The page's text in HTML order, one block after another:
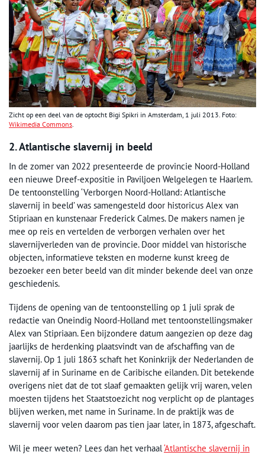
Zicht op een deel van de optocht Bigi Spikri in Amsterdam, 1 juli 2013. Foto:
Wikimedia Commons.
2. Atlantische slavernij in beeld
In de zomer van 2022 presenteerde de provincie Noord-Holland
een nieuwe Dreef-expositie in Paviljoen Welgelegen te Haarlem.
De tentoonstelling ‘Verborgen Noord-Holland: Atlantische
slavernij in beeld’ was samengesteld door historicus Alex van
Stipriaan en kunstenaar Frederick Calmes. De makers namen je
mee op reis en vertelden de verborgen verhalen over het
slavernijverleden van de provincie. Door middel van historische
objecten, informatieve teksten en moderne kunst kreeg de
bezoeker een beter beeld van dit minder bekende deel van onze
geschiedenis.
Tijdens de opening van de tentoonstelling op 1 juli sprak de
redactie van Oneindig Noord-Holland met tentoonstellingsmaker
Alex van Stipriaan. Een bijzondere datum aangezien op deze dag
jaarlijks de herdenking plaatsvindt van de afschaffing van de
slavernij. Op 1 juli 1863 schaft het Koninkrijk der Nederlanden de
slavernij af in Suriname en de Caribische eilanden. Dit betekende
overigens niet dat de tot slaaf gemaakten gelijk vrij waren, velen
moesten tijdens het Staatstoezicht nog verplicht op de plantages
blijven werken, met name in Suriname. In de praktijk was de
slavernij voor velen daarom pas tien jaar later, in 1873, afgeschaft.
Wil je meer weten? Lees dan het verhaal‘Atlantische slavernij in